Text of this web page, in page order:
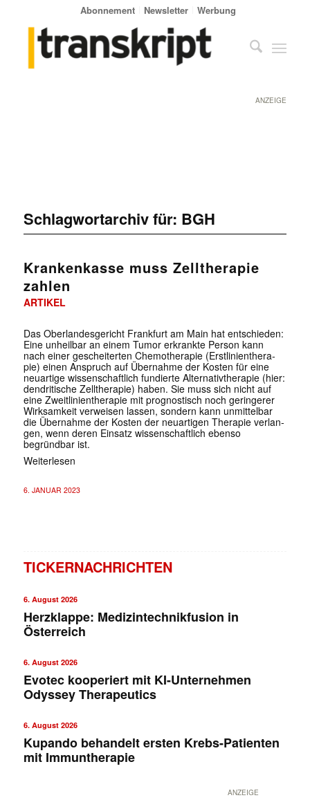
Abonnement Newsletter Werbung
ANZEIGE
Schlagwortarchiv für: BGH
Krankenkasse muss Zelltherapie
zahlen
ARTIKEL
Das Oberlandesgericht Frankfurt am Main hat entschieden:
Eine un­heil­bar an einem Tumor er­krank­te Per­son kann
nach einer ge­schei­ter­ten Che­mo­the­ra­pie (Erst­li­ni­en­the­ra­
pie) einen An­spruch auf Über­nah­me der Kos­ten für eine
neu­ar­ti­ge wis­sen­schaft­lich fun­dier­te Al­ter­na­tiv­the­ra­pie (hier:
den­dri­ti­sche Zell­the­ra­pie) haben. Sie muss sich nicht auf
eine Zweit­li­ni­en­the­ra­pie mit pro­gnos­tisch noch ge­rin­ge­rer
Wirk­sam­keit ver­wei­sen las­sen, son­dern kann un­mit­tel­bar
die Über­nah­me der Kos­ten der neu­ar­ti­gen The­ra­pie ver­lan­
gen, wenn deren Einsatz wissenschaftlich ebenso
begründbar ist.
Weiterlesen
6. JANUAR 2023
TICKERNACHRICHTEN
6. August 2026
Herzklappe: Medizintechnikfusion in
Österreich
6. August 2026
Evotec kooperiert mit KI-Unternehmen
Odyssey Therapeutics
6. August 2026
Kupando behandelt ersten Krebs-Patienten
mit Immuntherapie
ANZEIGE